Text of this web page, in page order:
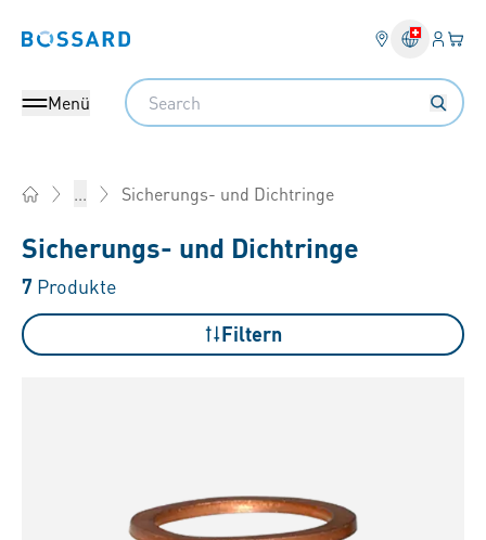
Bossard homepage Ihr
Menü
Search
... Sicherungs- und Dichtringe
Sicherungs- und Dichtringe
7 Produkte
Filtern